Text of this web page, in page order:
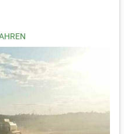
Farbe und den
einer nährstoffreichen
im Alltag.
mit vollmundigem
die seit
Körner lassen sich